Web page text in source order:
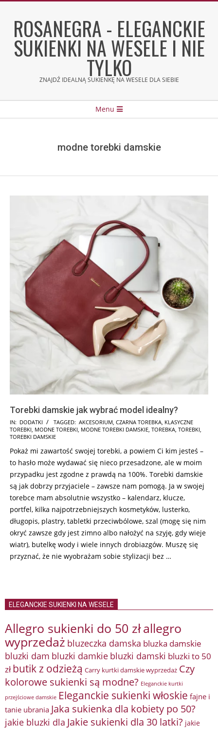
contentROSANEGRA - ELEGANCKIE
SUKIENKI NA WESELE I NIE
TYLKO
ZNAJDŹ IDEALNĄ SUKIENKĘ NA WESELE DLA SIEBIE
Menu
modne torebki damskie
Torebki damskie jak wybrać model idealny?
2024-
09-
IN: DODATKI TAGGED: AKCESORIUM, CZARNA TOREBKA, KLASYCZNE
TOREBKI, MODNE TOREBKI, MODNE TOREBKI DAMSKIE, TOREBKA, TOREBKI,
TOREBKI DAMSKIE
Pokaż mi zawartość swojej torebki, a powiem Ci kim jesteś –
to hasło może wydawać się nieco przesadzone, ale w moim
przypadku jest zgodne z prawdą na 100%. Torebki damskie
są jak dobrzy przyjaciele – zawsze nam pomogą. Ja w swojej
torebce mam absolutnie wszystko – kalendarz, klucze,
portfel, kilka najpotrzebniejszych kosmetyków, lusterko,
długopis, plastry, tabletki przeciwbólowe, szal (mogę się nim
okryć zawsze gdy jest zimno albo nałożyć na szyję, gdy wieje
wiatr), butelkę wody i wiele innych drobiazgów. Muszę się
przyznać, że nie wyobrażam sobie stylizacji bez …
ELEGANCKIE SUKIENKI NA WESELE
Allegro sukienki do 50 złallegro
wyprzedaż bluzeczka damska bluzka damskie
bluzki dam bluzki damkie bluzki damski bluzki to 50
zł butik z odzieżą Carry kurtki damskie wyprzedaż Czy
kolorowe sukienki są modne? Eleganckie kurtki
przejściowe damskie Eleganckie sukienki włoskie fajne i
tanie ubrania Jaka sukienka dla kobiety po 50?
jakie bluzki dla Jakie sukienki dla 30 latki? jakie